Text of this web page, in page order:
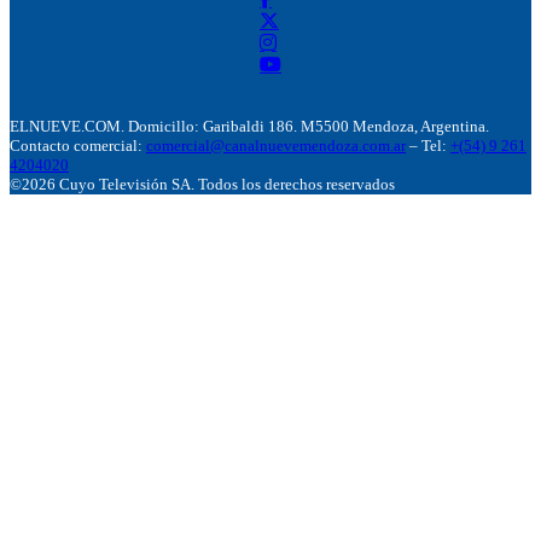
ELNUEVE.COM. Domicillo: Garibaldi 186. M5500 Mendoza, Argentina.
Contacto comercial: comercial@canalnuevemendoza.com.ar – Tel: +(54) 9 261
4204020
©2026 Cuyo Televisión SA. Todos los derechos reservados